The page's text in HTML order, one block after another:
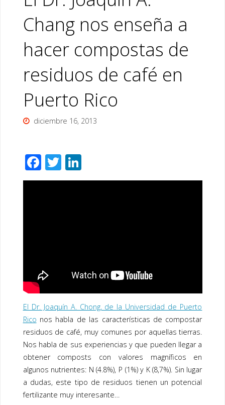
Chang nos enseña a
hacer compostas de
residuos de café en
Puerto Rico
diciembre 16, 2013
F
ac
T
wi
Li
n
El Dr. Joaquín A. Chong, de la Universidad de Puerto
Rico nos habla de las características de compostar
residuos de café, muy comunes por aquellas tierras.
Nos habla de sus experiencias y que pueden llegar a
obtener composts con valores magníficos en
algunos nutrientes: N (4.8%), P (1%) y K (8,7%). Sin lugar
a dudas, este tipo de residuos tienen un potencial
fertilizante muy interesante…